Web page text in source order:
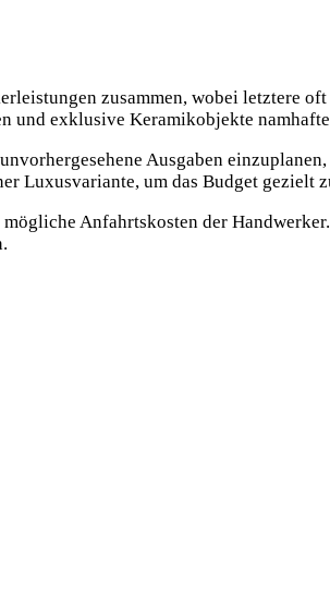
zusammen, wobei letztere
und exklusive Keramikobjekte
Ausgaben
Luxusvariante, um das Budget gezielt
Anfahrtskosten der